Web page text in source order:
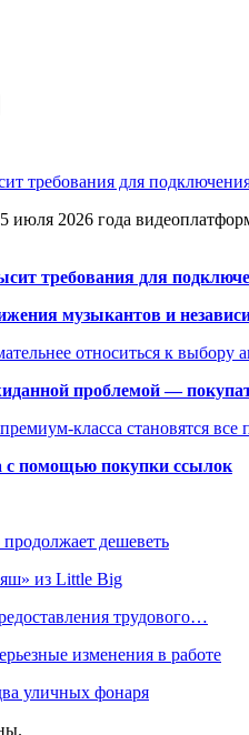
требования для
июля 2026 года
требования для
музыкантов и
относиться к выбору
проблемой —
класса становятся все
с помощью покупки ссылок
дешеветь
из Little Big
трудового…
изменения в работе
уличных фонаря